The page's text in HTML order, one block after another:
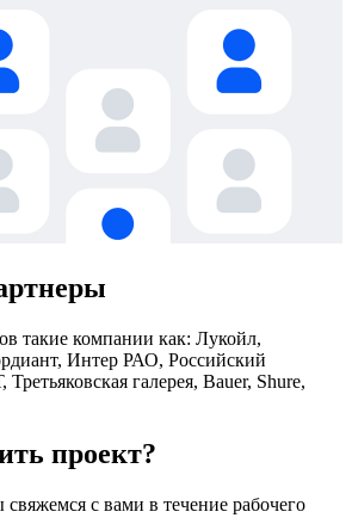
такие компании как: Лукойл,
Интер РАО, Российский
галерея, Bauer, Shure,
проект?
свяжемся с вами в течение рабочего